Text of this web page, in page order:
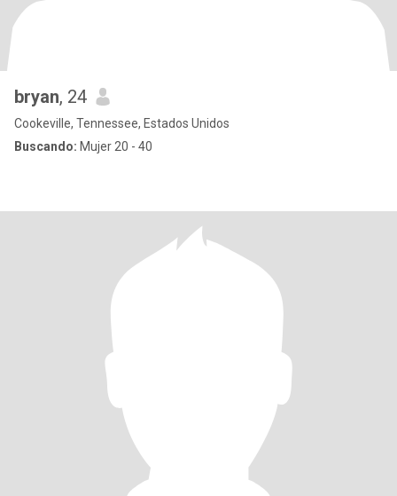
bryan, 24
Cookeville, Tennessee, Estados Unidos
Buscando: Mujer 20 - 40